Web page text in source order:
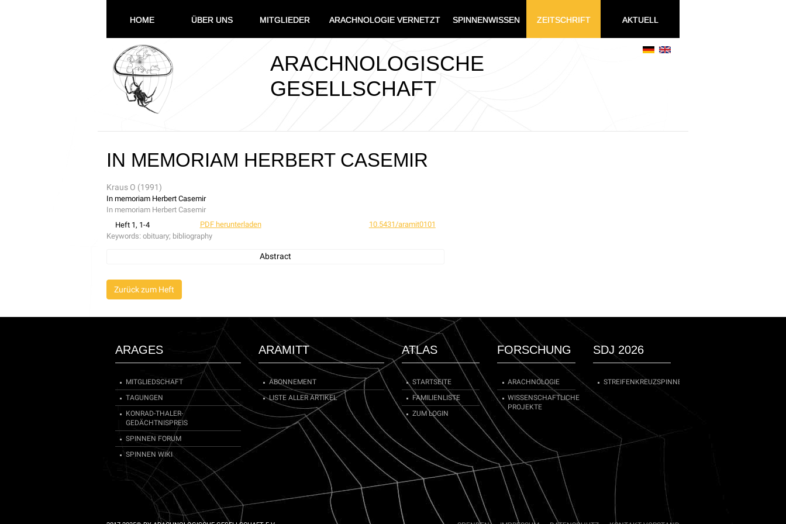
HOME ÜBER UNS MITGLIEDER ARACHNOLOGIE VERNETZT SPINNENWISSEN ZEITSCHRIFT AKTUELL
ARACHNOLOGISCHE
GESELLSCHAFT
IN MEMORIAM HERBERT CASEMIR
Kraus O (1991)
In memoriam Herbert Casemir
In memoriam Herbert Casemir
Heft 1, 1-4
PDF herunterladen
10.5431/aramit0101
Keywords: obituary; bibliography
Abstract
Zurück zum Heft
ARAGES
MITGLIEDSCHAFT
TAGUNGEN
KONRAD-THALER-
GEDÄCHTNISPREIS
SPINNEN FORUM
SPINNEN WIKI
ARAMITT
ABONNEMENT
LISTE ALLER ARTIKEL
ATLAS
STARTSEITE
FAMILIENLISTE
ZUM LOGIN
FORSCHUNG
ARACHNOLOGIE
WISSENSCHAFTLICHE
PROJEKTE
SDJ 2026
STREIFENKREUZSPINNE